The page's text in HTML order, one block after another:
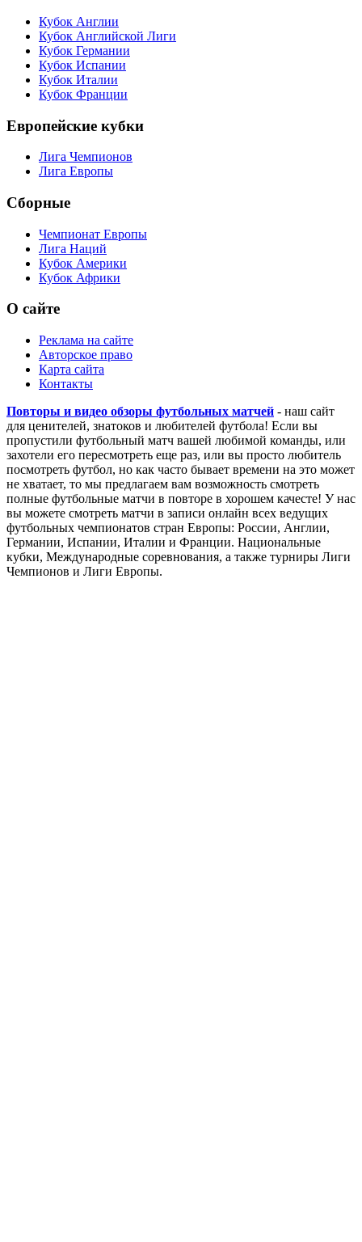
Кубок Англии
Кубок Английской Лиги
Кубок Германии
Кубок Испании
Кубок Италии
Кубок Франции
Европейские кубки
Лига Чемпионов
Лига Европы
Сборные
Чемпионат Европы
Лига Наций
Кубок Америки
Кубок Африки
О сайте
Реклама на сайте
Авторское право
Карта сайта
Контакты
Повторы и видео обзоры футбольных матчей - наш сайт
для ценителей, знатоков и любителей футбола! Если вы
пропустили футбольный матч вашей любимой команды, или
захотели его пересмотреть еще раз, или вы просто любитель
посмотреть футбол, но как часто бывает времени на это может
не хватает, то мы предлагаем вам возможность смотреть
полные футбольные матчи в повторе в хорошем качесте! У нас
вы можете смотреть матчи в записи онлайн всех ведущих
футбольных чемпионатов стран Европы: России, Англии,
Германии, Испании, Италии и Франции. Национальные
кубки, Международные соревнования, а также турниры Лиги
Чемпионов и Лиги Европы.